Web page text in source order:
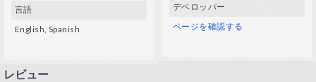
言語
English, Spanish
デベロッパー
ページを確認する
レビュー